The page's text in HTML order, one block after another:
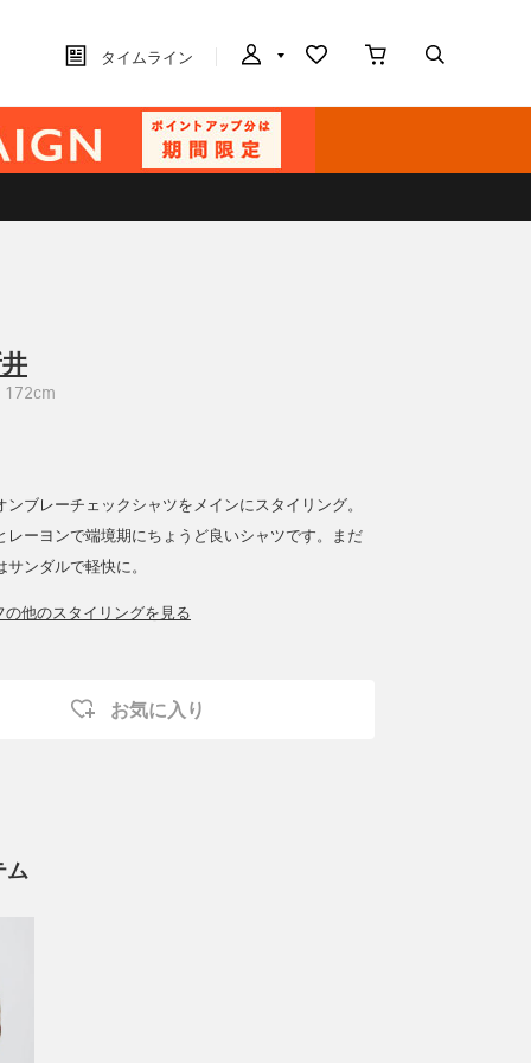
タイムライン
172cm
ンブレーチェックシャツをメインにスタイリング。
レーヨンで端境期にちょうど良いシャツです。まだ
ンダルで軽快に。
の他のスタイリングを見る
お気に入り
ム